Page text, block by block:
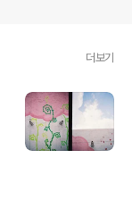
더보기